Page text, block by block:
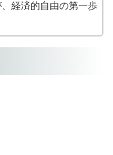
経済的自由の第一歩